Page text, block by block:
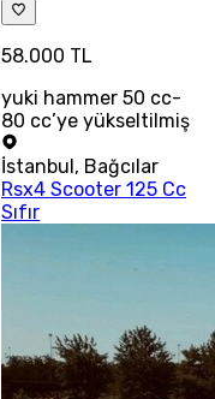
58.000 TL
yuki hammer 50 cc-
80 cc’ye yükseltilmiş
İstanbul, Bağcılar
Rsx4 Scooter 125 Cc
Sıfır